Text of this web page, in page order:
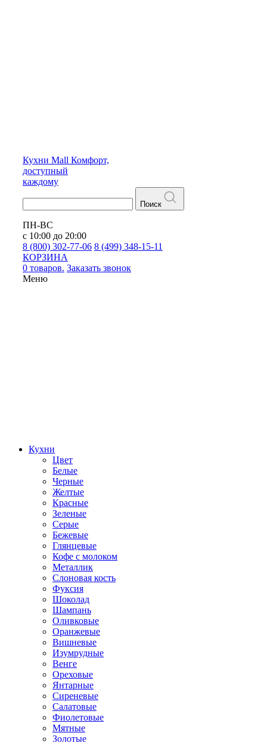
Кухни Mall Комфорт,
доступный
каждому
Поиск
ПН-ВС
с 10:00 до 20:00
8 (800) 302-77-06 8 (499) 348-15-11
КОРЗИНА
0 товаров. Заказать звонок
Меню
Кухни
Цвет
Белые
Черные
Желтые
Красные
Зеленые
Серые
Бежевые
Глянцевые
Кофе с молоком
Металлик
Слоновая кость
Фуксия
Шоколад
Шампань
Оливковые
Оранжевые
Вишневые
Изумрудные
Венге
Ореховые
Янтарные
Сиреневые
Салатовые
Фиолетовые
Мятные
Золотые